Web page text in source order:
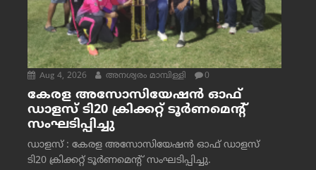
Aug 4, 2026 അനശ്വരം മാമ്പിള്ളി 0
കേരള അസോസിയേഷൻ ഓഫ്
ഡാളസ് ടി20 ക്രിക്കറ്റ് ടൂർണമെന്റ്
സംഘടിപ്പിച്ചു
ഡാളസ് : കേരള അസോസിയേഷൻ ഓഫ് ഡാളസ്
ടി20 ക്രിക്കറ്റ് ടൂർണമെന്റ് സംഘടിപ്പിച്ചു.